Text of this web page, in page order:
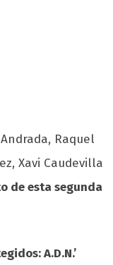
Raquel
Xavi Caudevilla
de esta segunda
A.D.N.’